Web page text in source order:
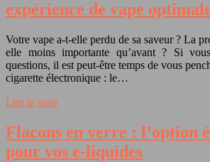
expérience de vape
Votre vape a-t-elle perdu de sa saveur ? La
elle moins importante qu’avant ? Si
questions, il est peut-être temps de vous
cigarette électronique : le…
Lire la suite
Flacons en verre : l’option
pour vos e-liquides